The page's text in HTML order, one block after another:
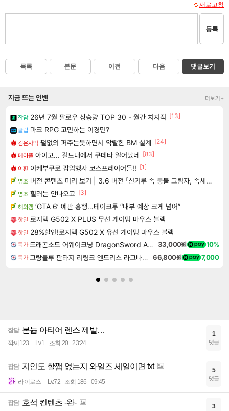
새로고침
등록
목록 본문 이전 다음 댓글보기
지금 뜨는 인벤 더보기+
잡담 26년 7월 팔로우 상승량 TOP 30 - 월간 치지직 [13]
클립 마크 RPG 고민하는 이경민?
검은사막 펄없의 퍼주는듯하면서 악랄한 BM 설계 [24]
메이플 아이고... 길드내에서 쿠데타 일어났네 [83]
이환 이케부쿠로 팝업행사 코스프레이어들!! [1]
명조 버전 콘텐츠 미리 보기 | 3.6 버전 「신기루 속 등불 그림자, 속세에 깃든 검의 결심」이 8월 20일에 업데이트됩니다!
명조 힐러는 안나오고 [3]
해외겜 ‘GTA 6’ 예판 흥행…테이크투 “내부 예상 크게 넘어”
핫딜 로지텍 G502 X PLUS 무선 게이밍 마우스 블랙
핫딜 28%할인!로지텍 G502 X 유선 게이밍 마우스 블랙
특가 드래곤소드 어웨이크닝 DragonSword Awakening 33,000원 10%
특가 그랑블루 판타지 리링크 엔드리스 라그나로크 Granblue Fantasy Relink Endless Ragnarok 66,800원 7,000
잡담 본늅 아티어 렌스 제발…
깍찌123 Lv.1 조회 20 23:24
1
댓글
잡담 지인도 할깸 없는지 와일즈 세일이면 txt
라이로스 Lv.72 조회 186 09:45
5
댓글
잡담 호석 컨텐츠 -완- 3